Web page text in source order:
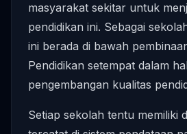
masyarakat sekitar untuk
pendidikan ini. Sebagai
ini berada di bawah
Pendidikan setempat dalam
pengembangan kualitas
Setiap sekolah tentu memiliki